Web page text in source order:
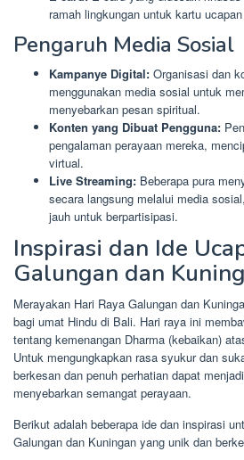
ramah lingkungan untuk kartu
Pengaruh Media Sosial
Kampanye Digital: Organisasi dan
menggunakan media sosial untuk
menyebarkan pesan spiritual.
Konten yang Dibuat Pengguna:
pengalaman perayaan mereka,
virtual.
Live Streaming: Beberapa pura
secara langsung melalui media
jauh untuk berpartisipasi.
Inspirasi dan Ide
Galungan dan
Merayakan Hari Raya Galungan dan
bagi umat Hindu di Bali. Hari raya ini
tentang kemenangan Dharma (kebaikan)
Untuk mengungkapkan rasa syukur dan
berkesan dan penuh perhatian dapat
menyebarkan semangat perayaan.
Berikut adalah beberapa ide dan inspirasi
Galungan dan Kuningan yang unik dan